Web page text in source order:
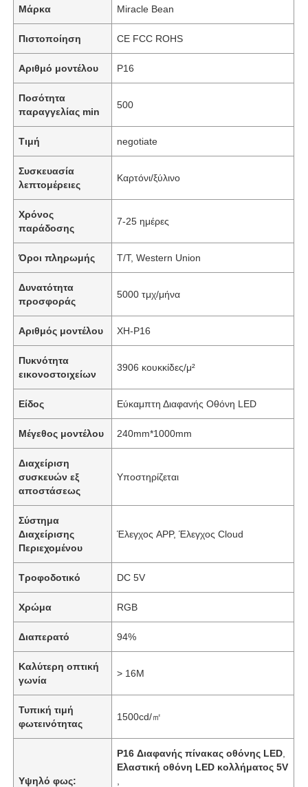
Μάρκα Miracle Bean
Πιστοποίηση CE FCC ROHS
Αριθμό μοντέλου P16
Ποσότητα
παραγγελίας min
500
Τιμή negotiate
Συσκευασία
λεπτομέρειες
Καρτόνι/ξύλινο
Χρόνος
παράδοσης
7-25 ημέρες
Όροι πληρωμής T/T, Western Union
Δυνατότητα
προσφοράς
5000 τμχ/μήνα
Αριθμός μοντέλου XH-P16
Πυκνότητα
εικονοστοιχείων
3906 κουκκίδες/μ²
Είδος Εύκαμπτη Διαφανής Οθόνη LED
Μέγεθος μοντέλου 240mm*1000mm
Διαχείριση
συσκευών εξ
αποστάσεως
Υποστηρίζεται
Σύστημα
Διαχείρισης
Περιεχομένου
Έλεγχος APP, Έλεγχος Cloud
Τροφοδοτικό DC 5V
Χρώμα RGB
Διαπερατό 94%
Καλύτερη οπτική
γωνία
> 16M
Τυπική τιμή
φωτεινότητας
1500cd/㎡
Υψηλό φως:
P16 Διαφανής πίνακας οθόνης LED
Ελαστική οθόνη LED κολλήματος 5V